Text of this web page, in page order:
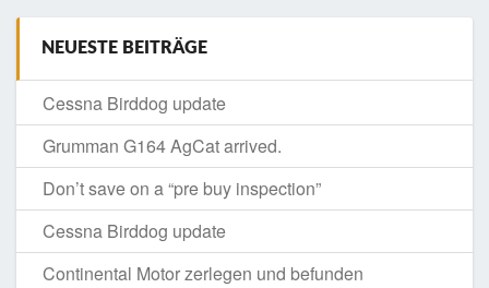
NEUESTE BEITRÄGE
Cessna Birddog update
Grumman G164 AgCat arrived.
Don’t save on a “pre buy inspection”
Cessna Birddog update
Continental Motor zerlegen und befunden